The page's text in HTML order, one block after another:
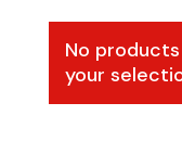
No
your